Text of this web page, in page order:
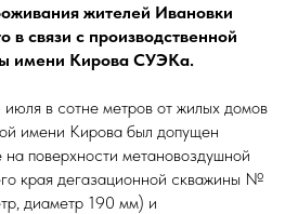
жителей Ивановки
в связи с производственной
имени Кирова СУЭКа.
в сотне метров от жилых домов
имени Кирова был допущен
поверхности метановоздушной
края дегазационной скважины №
диаметр 190 мм) и